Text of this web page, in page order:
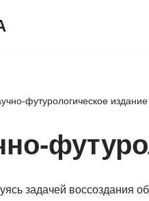
футурологическое
задачей воссоздания